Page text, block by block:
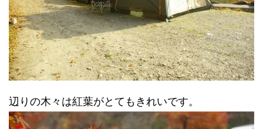
辺りの木々は紅葉がとてもきれいです。